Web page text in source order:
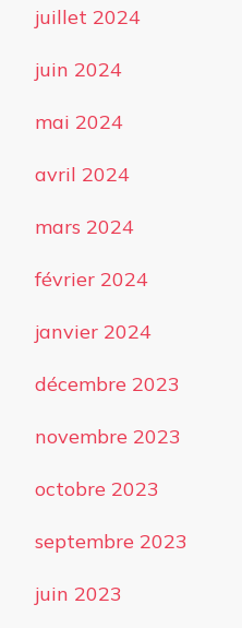
juillet 2024
juin 2024
mai 2024
avril 2024
mars 2024
février 2024
janvier 2024
décembre 2023
novembre 2023
octobre 2023
septembre 2023
juin 2023